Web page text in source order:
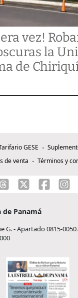
vez!
la
de
GESE
de venta
Términos y
de Panamá
G. - Apartado 0815-